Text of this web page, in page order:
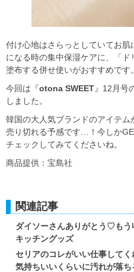
付け心地はさらっとしていてお
になる時の集中保湿ケアに、「
塗布する併せ使いがおすすめです。
今回は『otona SWEET』12月号
しました。
韓国の大人気ブランドのアイテ
売り切れる予感です…！今しか
チェックしてみてくださいね。
商品提供：宝島社
関連記事
ダイソーさんありがとう♡も
キッチングッズ
セリアのコレがいい仕事して
気持ちいいくらいに汚れが落ち